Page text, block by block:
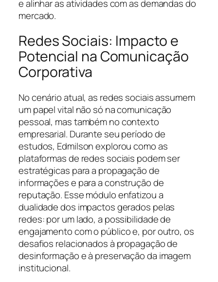
e alinhar as atividades com as demandas do
mercado.
Redes Sociais: Impacto e
Potencial na Comunicação
Corporativa
No cenário atual, as redes sociais assumem
um papel vital não só na comunicação
pessoal, mas também no contexto
empresarial. Durante seu período de
estudos, Edmilson explorou como as
plataformas de redes sociais podem ser
estratégicas para a propagação de
informações e para a construção de
reputação. Esse módulo enfatizou a
dualidade dos impactos gerados pelas
redes: por um lado, a possibilidade de
engajamento com o público e, por outro, os
desafios relacionados à propagação de
desinformação e à preservação da imagem
institucional.